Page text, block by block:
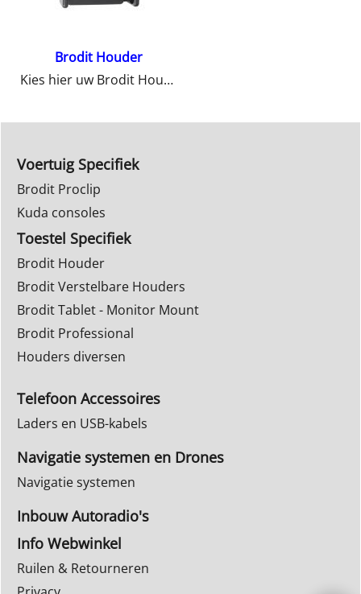
Brodit Houder
Kies hier uw Brodit Houder
Voertuig Specifiek
Brodit Proclip
Kuda consoles
Toestel Specifiek
Brodit Houder
Brodit Verstelbare Houders
Brodit Tablet - Monitor Mount
Brodit Professional
Houders diversen
Telefoon Accessoires
Laders en USB-kabels
Navigatie systemen en Drones
Navigatie systemen
Inbouw Autoradio's
Info Webwinkel
Ruilen & Retourneren